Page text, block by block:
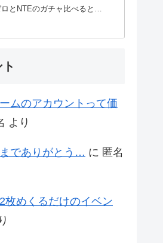
ロとNTEのガチャ比べると…
ムのアカウントって価
より
までありがとう… に 匿名
枚めくるだけのイベン